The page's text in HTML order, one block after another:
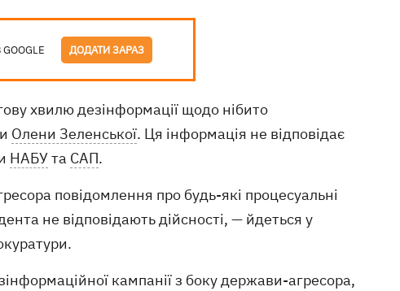
ДОДАТИ ЗАРАЗ
хвилю дезінформації щодо нібито
Олени Зеленської. Ця інформація не відповідає
НАБУта САП.
повідомлення про будь-які процесуальні
не відповідають дійсності, — йдеться у
кампанії з боку держави-агресора,